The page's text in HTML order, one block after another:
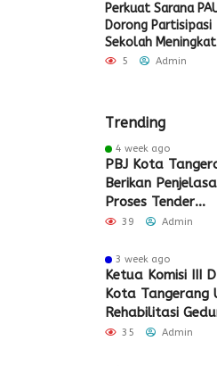
Perkuat Sarana
Dorong Partisipasi
Sekolah Meningkat
5 Admin
Trending
4 week ago
PBJ Kota
Berikan
Proses Tender
Pembangunan
39 Admin
3 week ago
Ketua Komisi III
Kota Tangerang
Rehabilitasi
Periuk
35 Admin